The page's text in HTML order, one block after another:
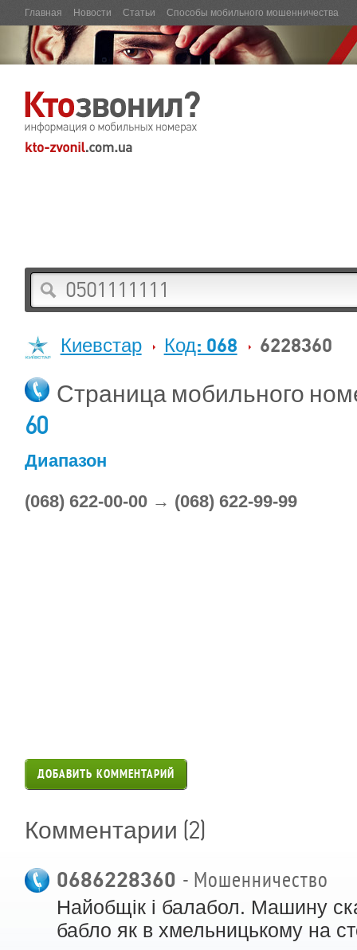
Главная Новости Статьи Способы мобильного мошенничества
Киевстар Код: 068 6228360
Страница мобильного
60
Диапазон
(068) 622-00-00 → (068) 622-99-99
ДОБАВИТЬ КОММЕНТАРИЙ
Комментарии (2)
0686228360 - Мошенничество
Найобщік і балабол. Машину
бабло як в хмельницькому на